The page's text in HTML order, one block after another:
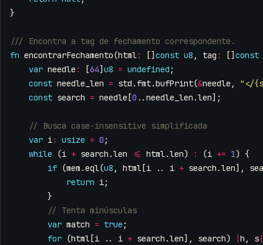
}
fn encontrarFechamento(html: [] const u8 , tag : [] const
var needle : [64] u8 = undefined ;
const needle_len = std . fmt.bufPrint(&needle ,
"</
const search = needle [0 .. needle_len .len];
var i: usize = 0 ;
while
(i + search .len <= html.len) : (i += 1) {
if (mem .eql(u8 , html [i .. i + search .len],
return i;
}
var match = true ;
for (html [i .. i + search .len], search) h , s